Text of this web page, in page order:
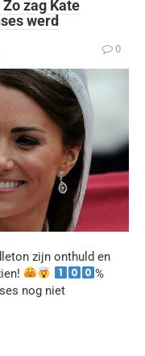
zag Kate
werd
0
zijn onthuld en
%
nog niet